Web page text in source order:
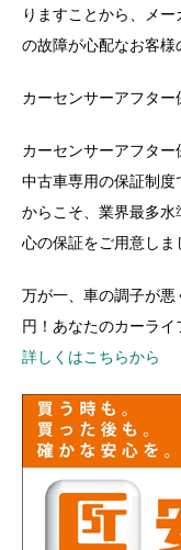
りますことから、メ
の故障が心配なお客様
カーセンサーアフター
カーセンサーアフター
中古車専用の保証制
からこそ、業界最多
心の保証をご用意しま
万が一、車の調子が
円！あなたのカーライ
詳しくはこちらから